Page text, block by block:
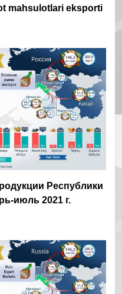
mahsulotlari eksporti
Республики
июль 2021 г.